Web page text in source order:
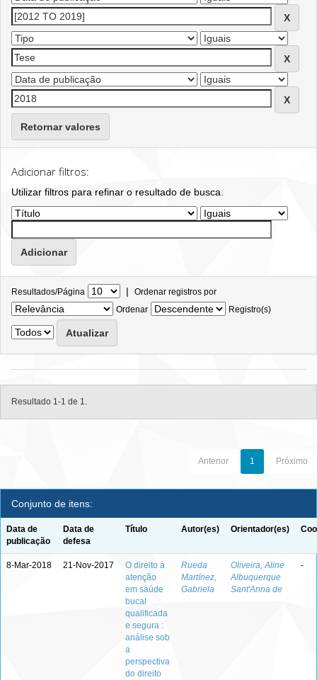
Retornar valores
Adicionar filtros:
Utilizar filtros para refinar o resultado de busca.
Resultados/Página | Ordenar registros por
Ordenar
Registro(s)
Resultado 1-1 de 1.
Anterior 1 Próximo
Conjunto de itens:
Data de
publicação
Data de
defesa
Título Autor(es) Orientador(es)
8-Mar-2018 21-Nov-2017
O direito à
atenção
em saúde
bucal
qualificada
e segura :
análise sob
a
perspectiva
do direito
Rueda
Martínez,
Gabriela
Oliveira, Aline
Albuquerque
Sant'Anna de
-